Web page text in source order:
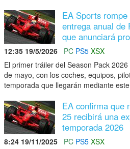
EA Sports
entrega anual de
que anunciará
12:35 19/5/2026 PC PS5 XSX
El primer tráiler del Season Pack
de mayo, con los coches, equipos,
temporada que llegarán mediante
EA confirma que
25 recibirá una
temporada 2026
8:24 19/11/2025 PC PS5 XSX